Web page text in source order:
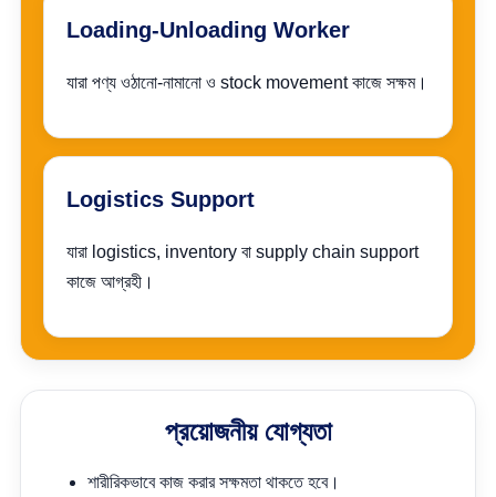
Loading-Unloading Worker
যারা পণ্য ওঠানো-নামানো ও stock movement কাজে সক্ষম।
Logistics Support
যারা logistics, inventory বা supply chain support
কাজে আগ্রহী।
প্রয়োজনীয় যোগ্যতা
শারীরিকভাবে কাজ করার সক্ষমতা থাকতে হবে।